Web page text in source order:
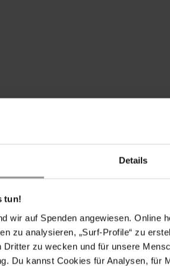
Details
tun!
wir auf Spenden angewiesen. Online
zu analysieren, „Surf-Profile“ zu
Dritter zu wecken und für unsere
Du kannst Cookies für Analysen, für
und Strafe von Badr Mohamed
zu seiner Familie, seinen
werden. Seine
von Gefangenen genügen.
nach einem grob unfairen